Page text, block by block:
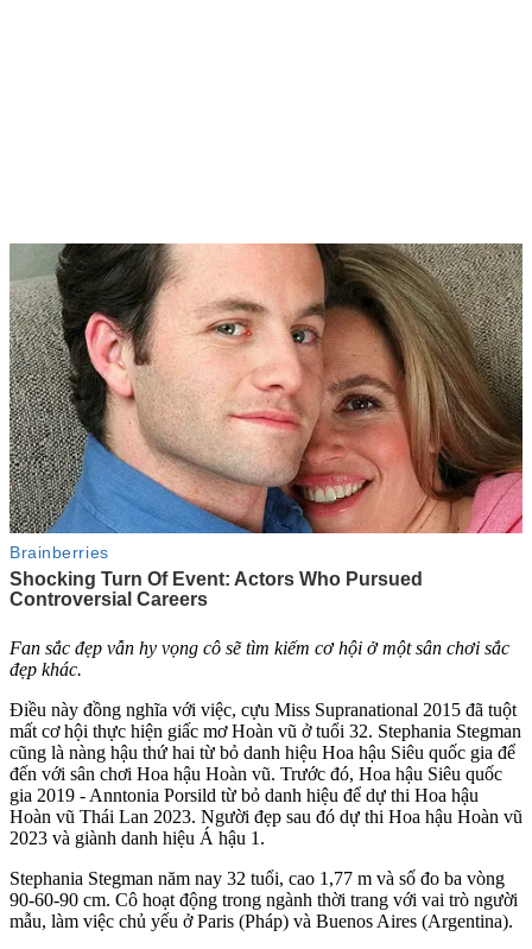
Fan sắc đẹp vẫn hy vọng cô sẽ tìm kiếm cơ hội ở một sân chơi sắc
đẹp khác.
Điều này đồng nghĩa với việc, cựu Miss Supranational 2015 đã tuột
mất cơ hội thực hiện giấc mơ Hoàn vũ ở tuổi 32. Stephania Stegman
cũng là nàng hậu thứ hai từ bỏ danh hiệu Hoa hậu Siêu quốc gia để
đến với sân chơi Hoa hậu Hoàn vũ. Trước đó, Hoa hậu Siêu quốc
gia 2019 - Anntonia Porsild từ bỏ danh hiệu để dự thi Hoa hậu
Hoàn vũ Thái Lan 2023. Người đẹp sau đó dự thi Hoa hậu Hoàn vũ
2023 và giành danh hiệu Á hậu 1.
Stephania Stegman năm nay 32 tuổi, cao 1,77 m và số đo ba vòng
90-60-90 cm. Cô hoạt động trong ngành thời trang với vai trò người
mẫu, làm việc chủ yếu ở Paris (Pháp) và Buenos Aires (Argentina).